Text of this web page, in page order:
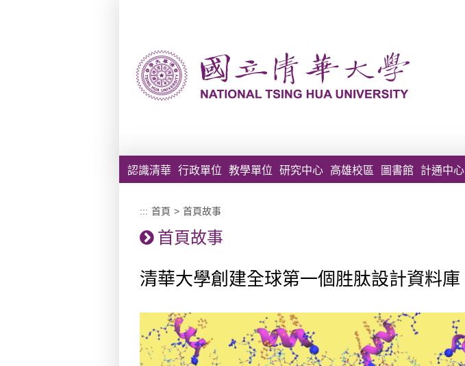
認識清華 行政單位 教學單位 研究中心 高雄校區 圖書館 計通中心
::: 首頁 > 首頁故事
首頁故事
清華大學創建全球第一個胜肽設計資料庫